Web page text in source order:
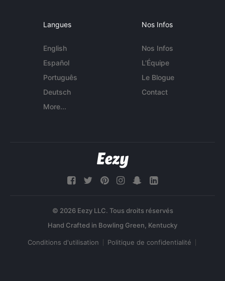
Langues
English
Español
Português
Deutsch
More...
Nos Infos
Nos Infos
L'Équipe
Le Blogue
Contact
© 2026 Eezy LLC. Tous droits réservés
Conditions d'utilisation Politique de confidentialité